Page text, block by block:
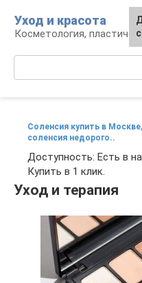
контенту
Уход и красота
Косметология,
Соленсия купить в
соленсия недорого..
Доступность: Есть в
Купить в 1 клик.
Уход и терапия